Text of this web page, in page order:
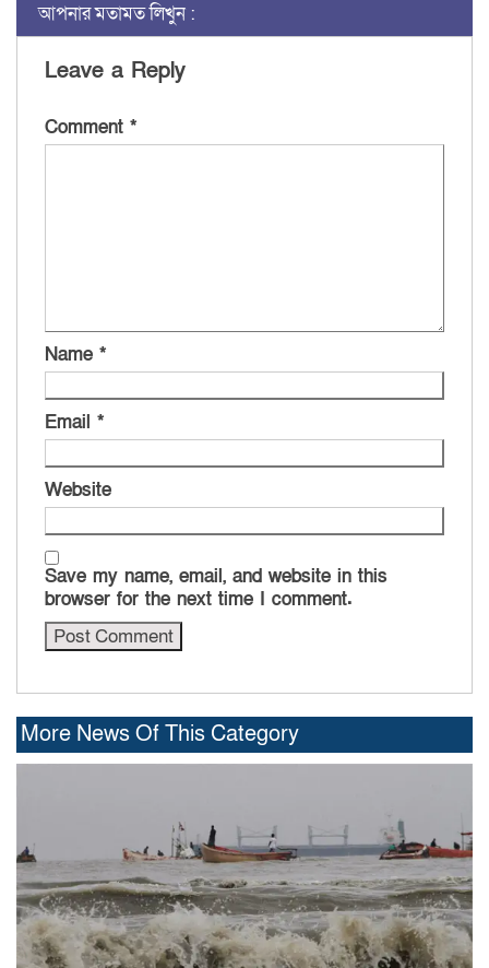
আপনার মতামত লিখুন :
Leave a Reply
Comment *
Name *
Email *
Website
Save my name, email, and website in this
browser for the next time I comment.
More News Of This Category